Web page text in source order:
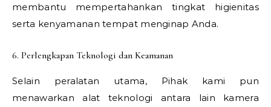
membantu mempertahankan tingkat higienitas
serta kenyamanan tempat menginap Anda.
6. Perlengkapan Teknologi dan Keamanan
Selain peralatan utama, Pihak kami pun
menawarkan alat teknologi antara lain kamera